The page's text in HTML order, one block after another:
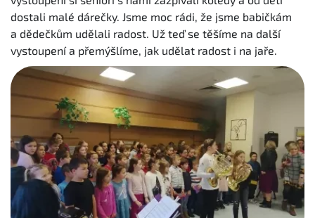
dostali malé dárečky. Jsme moc rádi, že jsme babičkám
a dědečkům udělali radost. Už teď se těšíme na další
vystoupení a přemýšlíme, jak udělat radost i na jaře.